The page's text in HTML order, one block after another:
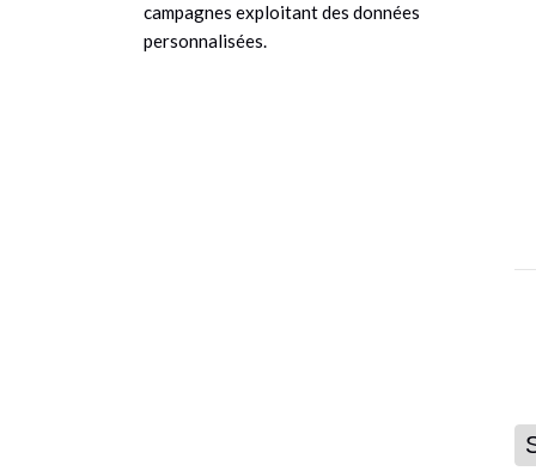
campagnes exploitant des données
personnalisées.